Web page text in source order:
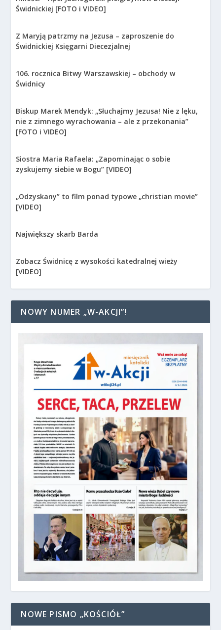
Świdnickiej [FOTO i VIDEO]
Z Maryją patrzmy na Jezusa – zaproszenie do
Świdnickiej Księgarni Diecezjalnej
106. rocznica Bitwy Warszawskiej – obchody w
Świdnicy
Biskup Marek Mendyk: „Słuchajmy Jezusa! Nie z lęku,
nie z zimnego wyrachowania – ale z przekonania”
[FOTO i VIDEO]
Siostra Maria Rafaela: „Zapominając o sobie
zyskujemy siebie w Bogu” [VIDEO]
„Odzyskany” to film ponad typowe „christian movie”
[VIDEO]
Największy skarb Barda
Zobacz Świdnicę z wysokości katedralnej wieży
[VIDEO]
NOWY NUMER „W-AKCJI”!
NOWE PISMO „KOŚCIÓŁ”